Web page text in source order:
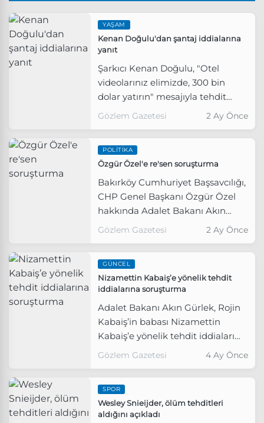
YAŞAM
Kenan Doğulu'dan şantaj iddialarına
yanıt
Şarkıcı Kenan Doğulu, "Otel
videolarınız elimizde, 300 bin
dolar yatırın" mesajıyla tehdit
edildiği ve şikâyetçi olduğu
Gözlem Gazetesi 2 Ay Önce
POLITIKA
Özgür Özel'e re'sen soruşturma
Bakırköy Cumhuriyet Başsavcılığı,
CHP Genel Başkanı Özgür Özel
hakkında Adalet Bakanı Akın
Gürlek'e yönelik sözleri nedeniyle
Gözlem Gazetesi 2 Ay Önce
GÜNCEL
Nizamettin Kabaiş’e yönelik tehdit
iddialarına soruşturma
Adalet Bakanı Akın Gürlek, Rojin
Kabaiş’in babası Nizamettin
Kabaiş’e yönelik tehdit iddiaları
üzerine Van Cumhuriyet
Gözlem Gazetesi 4 Ay Önce
SPOR
Wesley Snieijder, ölüm tehditleri
aldığını açıkladı